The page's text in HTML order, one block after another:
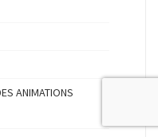
ANIMATIONS